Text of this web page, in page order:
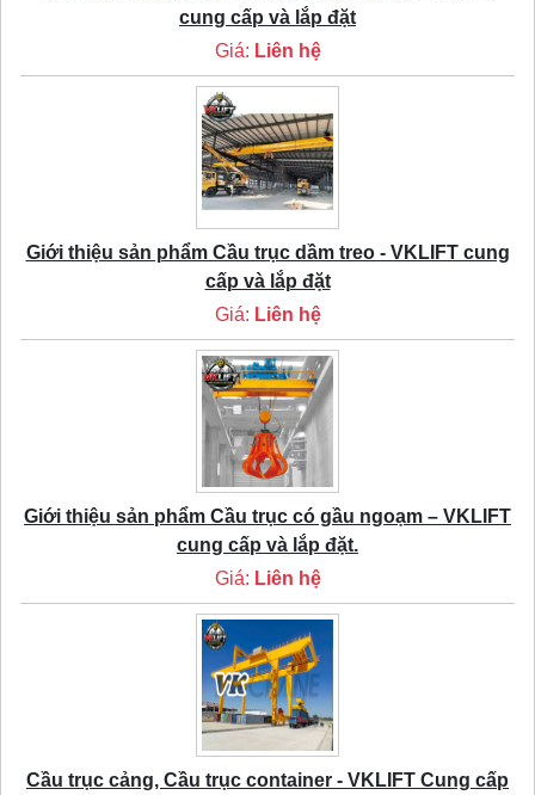
cung cấp và lắp đặt
Giá: Liên hệ
Giới thiệu sản phẩm Cầu trục dầm treo - VKLIFT cung
cấp và lắp đặt
Giá: Liên hệ
Giới thiệu sản phẩm Cầu trục có gầu ngoạm – VKLIFT
cung cấp và lắp đặt.
Giá: Liên hệ
Cầu trục cảng, Cầu trục container - VKLIFT Cung cấp